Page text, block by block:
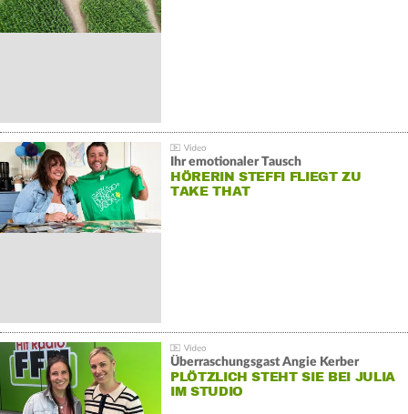
Ihr emotionaler Tausch
HÖRERIN STEFFI FLIEGT ZU
TAKE THAT
Überraschungsgast Angie Kerber
PLÖTZLICH STEHT SIE BEI JULIA
IM STUDIO